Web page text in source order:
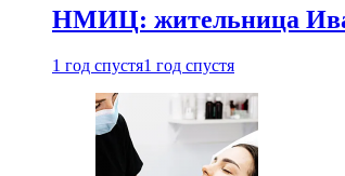
НМИЦ: жительница
1 год спустя1 год спустя